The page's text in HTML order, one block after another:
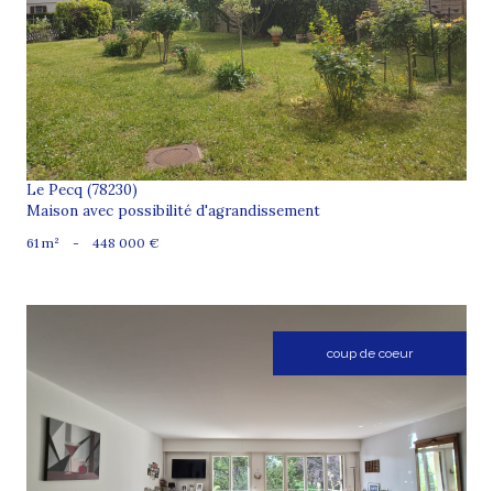
voir le bien
Le Pecq (78230)
Maison avec possibilité d'agrandissement
61 m² - 448 000 €
coup de coeur
voir le bien